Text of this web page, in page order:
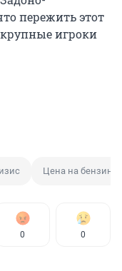
пережить этот
игроки
Цена на бензин
0 0